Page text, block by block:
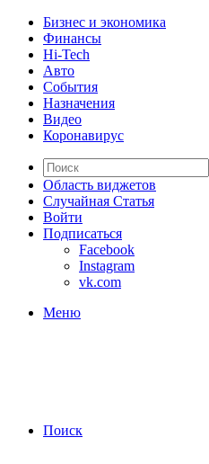
Бизнес и экономика
Финансы
Hi-Tech
Авто
События
Назначения
Видео
Коронавирус
Область виджетов
Случайная Статья
Войти
Подписаться
Facebook
Instagram
vk.com
Меню
Поиск